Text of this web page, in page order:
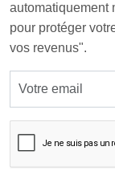
automatiquement
pour protéger
vos revenus".